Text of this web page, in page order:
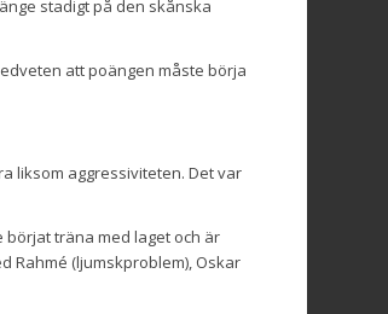
stadigt på den skånska
att poängen måste börja
liksom aggressiviteten. Det var
börjat träna med laget och är
(ljumskproblem), Oskar